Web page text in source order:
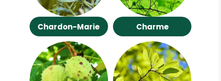
Chardon-Marie Charme